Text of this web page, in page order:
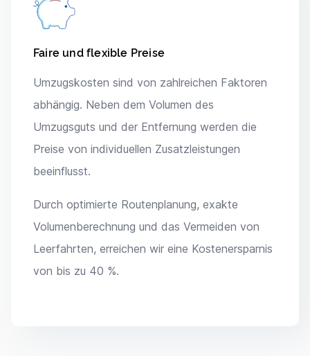
Faire und flexible Preise
Umzugskosten sind von zahlreichen Faktoren
abhängig. Neben dem Volumen des
Umzugsguts und der Entfernung werden die
Preise von individuellen Zusatzleistungen
beeinflusst.
Durch optimierte Routenplanung, exakte
Volumenberechnung und das Vermeiden von
Leerfahrten, erreichen wir eine Kostenersparnis
von bis zu 40 %.